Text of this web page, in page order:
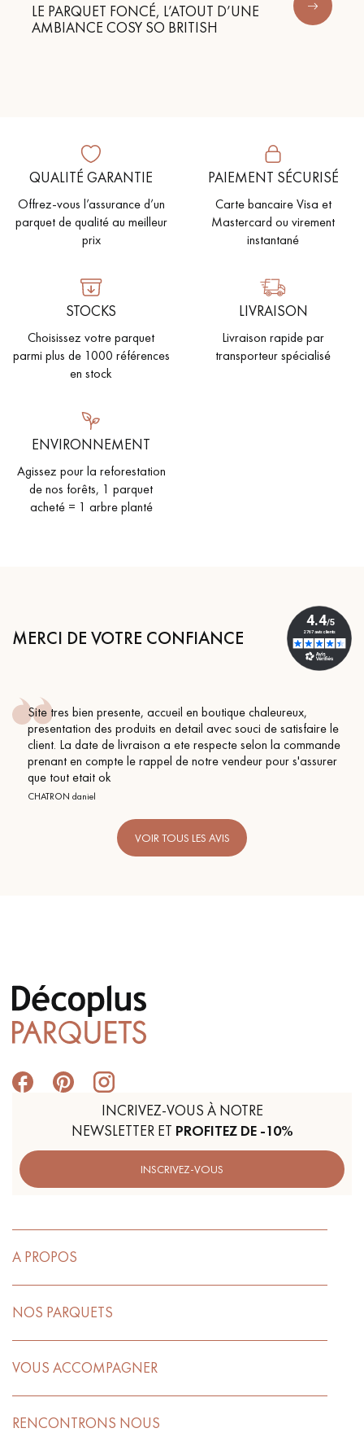
LE PARQUET FONCÉ, L’ATOUT D’UNE
AMBIANCE COSY SO BRITISH
QUALITÉ GARANTIE
Offrez-vous l’assurance d’un
parquet de qualité au meilleur
prix
PAIEMENT SÉCURISÉ
Carte bancaire Visa et
Mastercard ou virement
instantané
STOCKS
Choisissez votre parquet
parmi plus de 1000 références
en stock
LIVRAISON
Livraison rapide par
transporteur spécialisé
ENVIRONNEMENT
Agissez pour la reforestation
de nos forêts, 1 parquet
acheté = 1 arbre planté
MERCI DE VOTRE CONFIANCE
Site tres bien presente, accueil en boutique chaleureux,
presentation des produits en detail avec souci de satisfaire le
client. La date de livraison a ete respecte selon la commande
prenant en compte le rappel de notre vendeur pour s'assurer
que tout etait ok
CHATRON daniel
VOIR TOUS LES AVIS
INCRIVEZ-VOUS À NOTRE
NEWSLETTER ET PROFITEZ DE -10%
INSCRIVEZ-VOUS
A PROPOS
NOS PARQUETS
VOUS ACCOMPAGNER
RENCONTRONS NOUS